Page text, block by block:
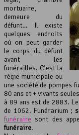
mortuaire,
demeure du
défunt… Il existe
quelques endroits
où on peut garder
le corps du défunt
avant les
funérailles. C’est la
régie municipale ou
une société de pompes
80 ans et + vivants
à 89 ans est de 2883.
de 1062. Funérarium ;
funéraire sont des
funéraire.